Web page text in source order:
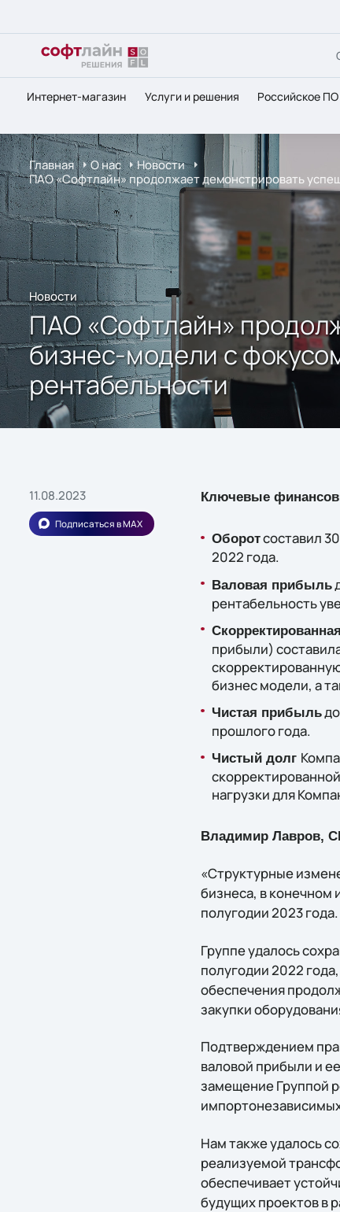
Интернет-магазин Услуги и решения Российское ПО
Главная О нас
Новости
ПАО «Софтлайн» продолжает демонстрировать
Новости
ПАО «Софтлайн»
бизнес-модели с
рентабельности
11.08.2023
Подписаться в MAX
Ключевые
Оборотсоставил
2022 года.
Валовая прибыль
рентабельность
Скорректированная
прибыли)
бизнес модели, а
Чистая прибыль
прошлого года.
Чистый долг
нагрузки для
Владимир Лавров,
«Структурные
бизнеса, в конечном
полугодии 2023 года.
Группе удалось
полугодии 2022
обеспечения
закупки
Подтверждением
валовой прибыли и
замещение Группой
Нам также удалось
реализуемой
обеспечивает
будущих проектов в